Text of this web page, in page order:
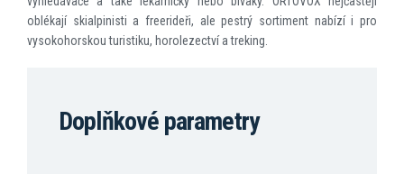
oblékají skialpinisti a freerideři, ale pestrý sortiment nabízí i pro
vysokohorskou turistiku, horolezectví a treking.
Doplňkové parametry